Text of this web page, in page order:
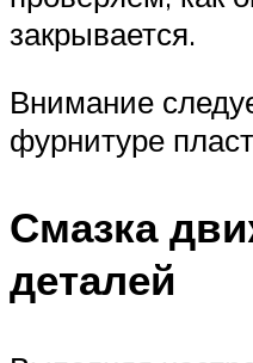
закрывается.
Внимание
фурнитуре
Смазка
деталей